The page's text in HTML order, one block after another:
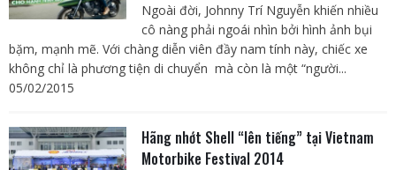
Ngoài đời, Johnny Trí Nguyễn khiến nhiều
cô nàng phải ngoái nhìn bởi hình ảnh bụi
bặm, mạnh mẽ. Với chàng diễn viên đầy nam tính này, chiếc xe
không chỉ là phương tiện di chuyển mà còn là một “người...
05/02/2015
Hãng nhớt Shell “lên tiếng” tại Vietnam
Motorbike Festival 2014